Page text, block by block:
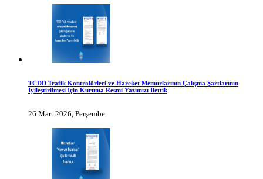
TCDD Trafik Kontrolörleri ve Hareket Memurlarının Çalışma Şartlarının
İyileştirilmesi İçin Kuruma Resmi Yazımızı İlettik
26 Mart 2026, Perşembe